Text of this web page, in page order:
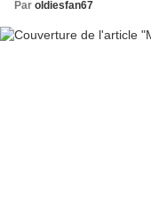
Par oldiesfan67